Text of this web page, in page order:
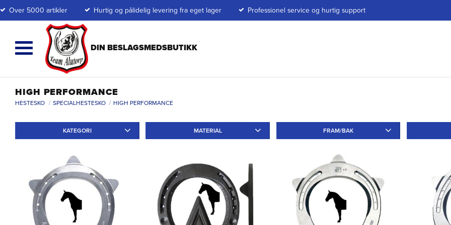
Over 5000 artikler Hurtig og pålidelig levering fra eget lager Professionel service og hurtig support
HIGH PERFORMANCE
HESTESKO SPECIALHESTESKO HIGH PERFORMANCE
1
FRAM/BAK
KATEGORI MATERIAL
Aluminium 11